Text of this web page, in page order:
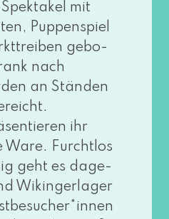
mit
Puppenspiel
gebo­
nach
an Ständen
ihr
Ware. Furchtlos
geht es dage­
Wikingerlager